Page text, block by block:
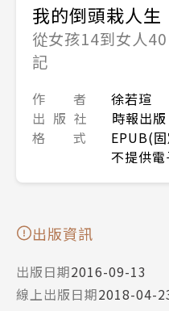
我的倒頭栽人生
從女孩14到女人
記
作 者
徐若瑄
出 版 社
時報出版
格 式
EPUB(
不提供
出版資訊
出版日期2016-09-13
線上出版日期2018-04-